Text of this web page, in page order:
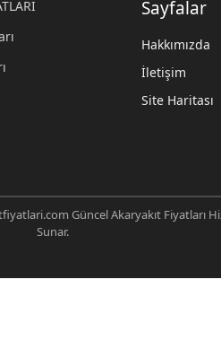
Sayfalar
Hakkımızda
İletişim
Site Haritası
Güncel Akaryakıt Fiyatları
Sunar.